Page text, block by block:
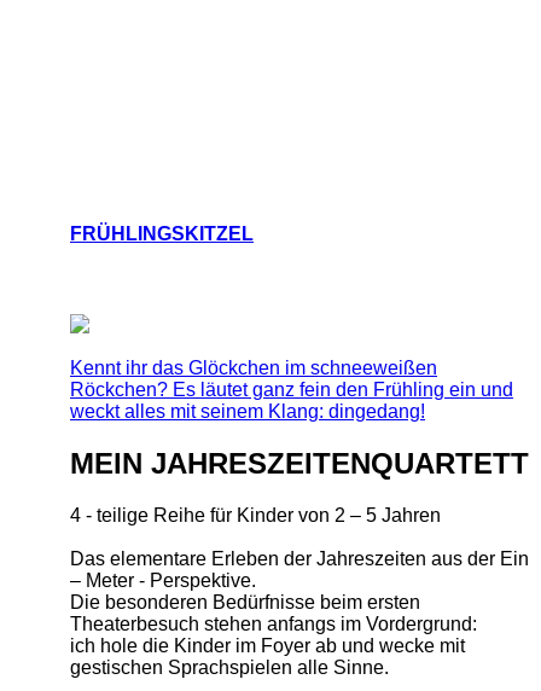
FRÜHLINGSKITZEL
Kennt ihr das Glöckchen im schneeweißen
Röckchen? Es läutet ganz fein den Frühling ein und
weckt alles mit seinem Klang: dingedang!
MEIN JAHRESZEITENQUARTETT
4 - teilige Reihe für Kinder von 2 – 5 Jahren
Das elementare Erleben der Jahreszeiten aus der Ein
– Meter - Perspektive.
Die besonderen Bedürfnisse beim ersten
Theaterbesuch stehen anfangs im Vordergrund:
ich hole die Kinder im Foyer ab und wecke mit
gestischen Sprachspielen alle Sinne.